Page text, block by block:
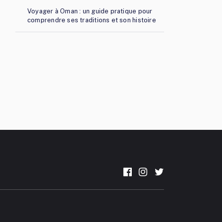
Voyager à Oman : un guide pratique pour
comprendre ses traditions et son histoire